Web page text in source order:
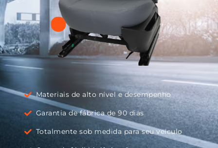
Materiais de alto nível e desempenho
Garantia de fábrica de 90 dias
Totalmente sob medida para seu veículo